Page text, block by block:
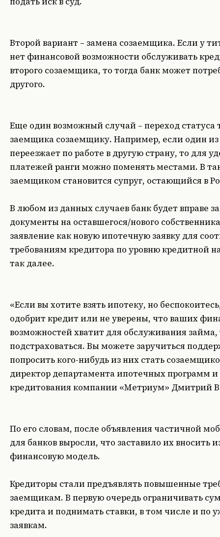
Второй вариант – замена созаемщика. Если у
нет финансовой возможности обслуживать
второго созаемщика, то тогда банк может
другого.
Еще один возможный случай – переход статуса
заемщика созаемщику. Например, если один из
переезжает по работе в другую страну, то для
платежей ранги можно поменять местами. В
заемщиком становится супруг, остающийся в
В любом из данных случаев банк будет вправе
документы на оставшегося/нового
заявление как новую ипотечную заявку для
требованиям кредитора по уровню кредитной
так далее.
«Если вы хотите взять ипотеку, но
одобрит кредит или не уверены, что ваших
возможностей хватит для обслуживания займа,
подстраховаться. Вы можете заручиться
попросить кого-нибудь из них стать
директор департамента ипотечных программ и
кредитования компании «Метриум» Дмитрий
По его словам, после объявления частичной
для банков выросли, что заставило их вносить
финансовую модель.
Кредиторы стали предъявлять повышенные
заемщикам. В первую очередь ограничивать
кредита и поднимать ставки, в том числе и по
заявкам.